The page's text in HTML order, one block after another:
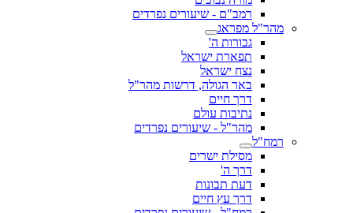
רמב"ם - שיעורים נפרדים
מהר"ל מפראג
גבורות ה'
תפארת ישראל
נצח ישראל
באר הגולה, דרשות מהר"ל
דרך חיים
נתיבות עולם
מהר"ל - שיעורים נפרדים
רמח"ל
מסילת ישרים
דרך ה'
דעת תבונות
דרך עץ חיים